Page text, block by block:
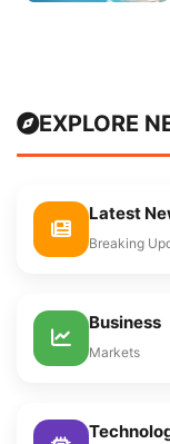
EXPLORE
Latest
Breaking
Business
Markets